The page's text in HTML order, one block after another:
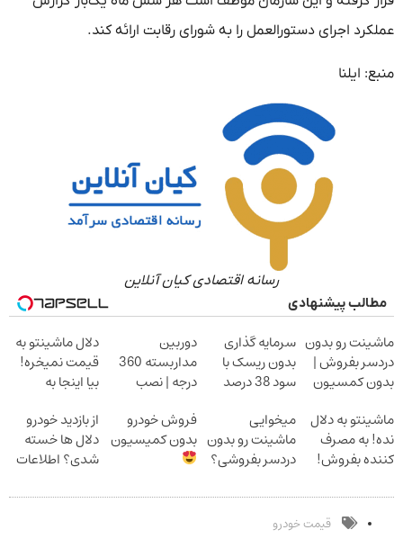
عملکرد اجرای دستورالعمل را به شورای رقابت ارائه کند.
منبع: ایلنا
رسانه اقتصادی کیان آنلاین
مطالب پیشنهادی
ماشینت رو بدون
دردسر بفروش |
بدون کمسیون
سرمایه گذاری
بدون ریسک با
سود 38 درصد
دوربین
مداربسته 360
درجه | نصب
دلال ماشینتو به
قیمت نمیخره!
بیا اینجا به
بفروش*فقط
خریدار واقعی*
ماشینتو به دلال
نده! به مصرف
کننده بفروش!
یک تماس
میخوایی
ماشینت رو بدون
دردسر بفروشی؟
فروش خودرو
بدون کمیسیون
از بازدید خودرو
دلال ها خسته
شدی؟ اطلاعات
ثبت کن
قیمت خودرو